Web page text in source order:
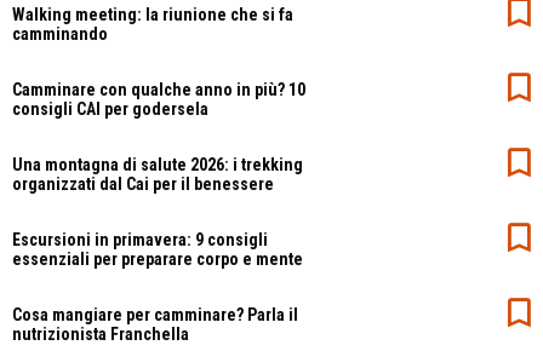
Walking meeting: la riunione che si fa
camminando
Camminare con qualche anno in più? 10
consigli CAI per godersela
Una montagna di salute 2026: i trekking
organizzati dal Cai per il benessere
Escursioni in primavera: 9 consigli
essenziali per preparare corpo e mente
Cosa mangiare per camminare? Parla il
nutrizionista Franchella